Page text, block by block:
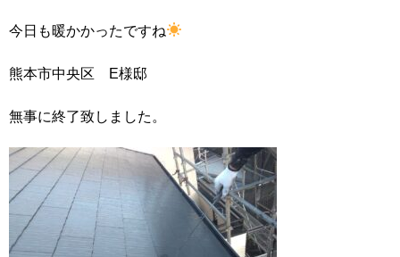
今日も暖かかったですね
熊本市中央区 E様邸
無事に終了致しました。